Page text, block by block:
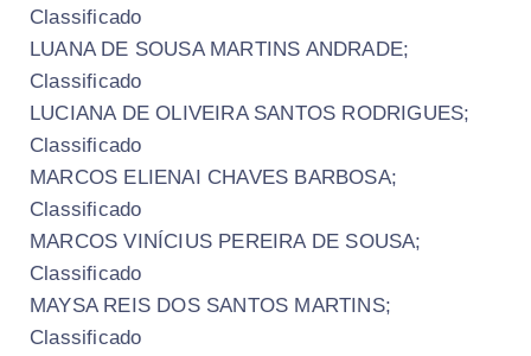
Classificado
LUANA DE SOUSA MARTINS ANDRADE;
Classificado
LUCIANA DE OLIVEIRA SANTOS RODRIGUES;
Classificado
MARCOS ELIENAI CHAVES BARBOSA;
Classificado
MARCOS VINÍCIUS PEREIRA DE SOUSA;
Classificado
MAYSA REIS DOS SANTOS MARTINS;
Classificado